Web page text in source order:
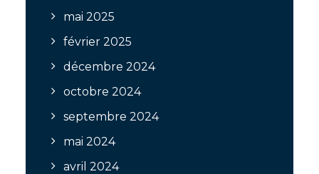
mai 2025
février 2025
décembre 2024
octobre 2024
septembre 2024
mai 2024
avril 2024